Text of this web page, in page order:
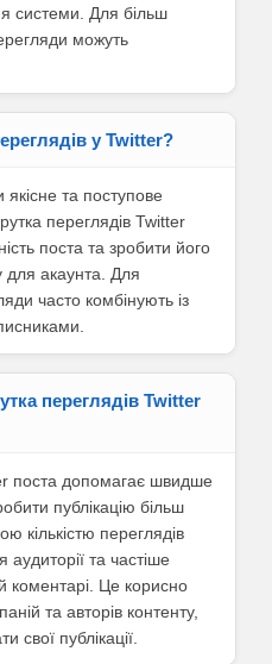
системи. Для більш
можуть
у Twitter?
та поступове
переглядів Twitter
поста та зробити його
для акаунта. Для
часто комбінують із
переглядів Twitter
поста допомагає швидше
публікацію більш
кількістю переглядів
та частіше
коментарі. Це корисно
та авторів контенту,
свої публікації.